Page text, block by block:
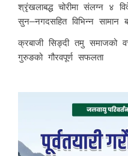
श्रृंखलाबद्ध चोरीमा संलग्न ४
सुन–नगदसहित विभिन्न सामान
क्रबाजी सिङ्दी तमु समाजको
गुरुङको गौरवपूर्ण सफलता